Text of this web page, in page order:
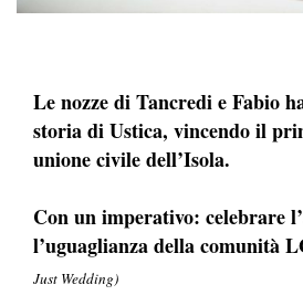
Le nozze di Tancredi e Fabio
storia di Ustica, vincendo il
unione civile dell’Isola.
Con un imperativo: celebrare
l’uguaglianza della comunità
Just Wedding)